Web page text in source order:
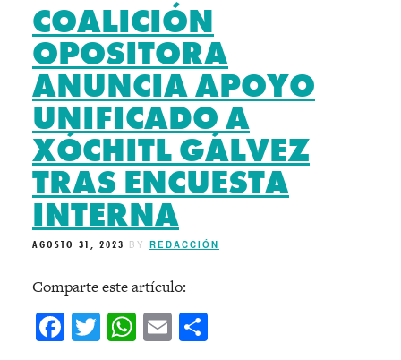
COALICIÓN
OPOSITORA
ANUNCIA APOYO
UNIFICADO A
XÓCHITL GÁLVEZ
TRAS ENCUESTA
INTERNA
AGOSTO 31, 2023 BY REDACCIÓN
Comparte este artículo:
Facebook
Twitter
WhatsApp
Email